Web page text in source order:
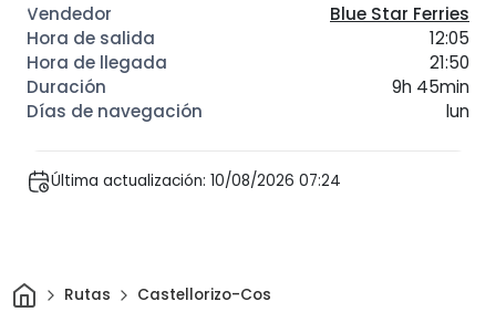
Blue Star Ferries
12:05
21:50
9h 45min
lun
Última actualización: 10/08/2026 07:24
InicioRutas Castellorizo-Cos